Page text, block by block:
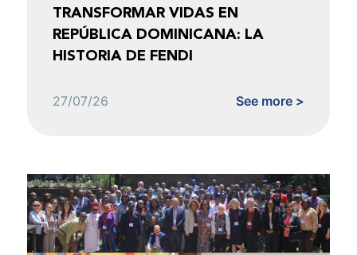
TRANSFORMAR VIDAS EN
REPÚBLICA DOMINICANA: LA
HISTORIA DE FENDI
27/07/26 See more >